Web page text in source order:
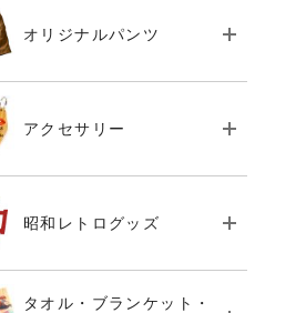
オリジナルパンツ
アクセサリー
昭和レトログッズ
タオル・ブランケット・